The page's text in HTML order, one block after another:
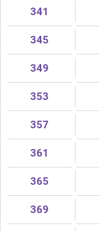
341
345
349
353
357
361
365
369